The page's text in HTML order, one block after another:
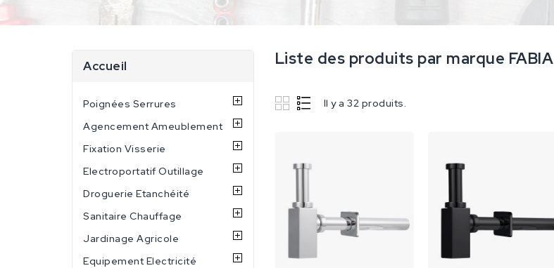
Accueil
Poignées Serrures
Agencement Ameublement
Fixation Visserie
Electroportatif Outillage
Droguerie Etanchéité
Sanitaire Chauffage
Jardinage Agricole
Equipement Electricité
Liste des produits par marque FABIA
Il y a 32 produits.